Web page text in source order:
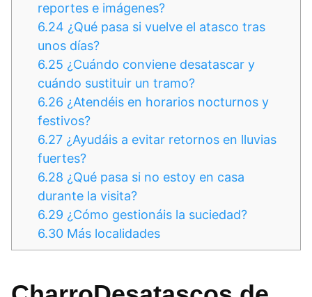
reportes e imágenes?
6.24 ¿Qué pasa si vuelve el atasco tras
unos días?
6.25 ¿Cuándo conviene desatascar y
cuándo sustituir un tramo?
6.26 ¿Atendéis en horarios nocturnos y
festivos?
6.27 ¿Ayudáis a evitar retornos en lluvias
fuertes?
6.28 ¿Qué pasa si no estoy en casa
durante la visita?
6.29 ¿Cómo gestionáis la suciedad?
6.30 Más localidades